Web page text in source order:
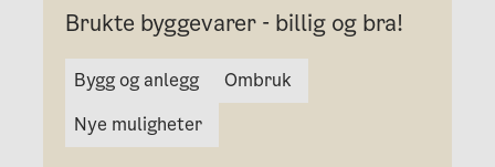
Brukte byggevarer - billig og bra!
Bygg og anlegg
Ombruk
Nye muligheter